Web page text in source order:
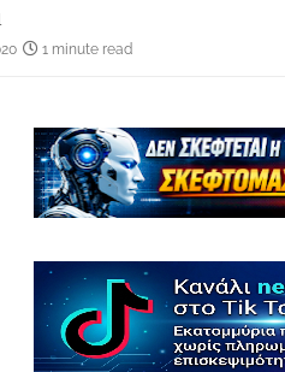
1 minute read